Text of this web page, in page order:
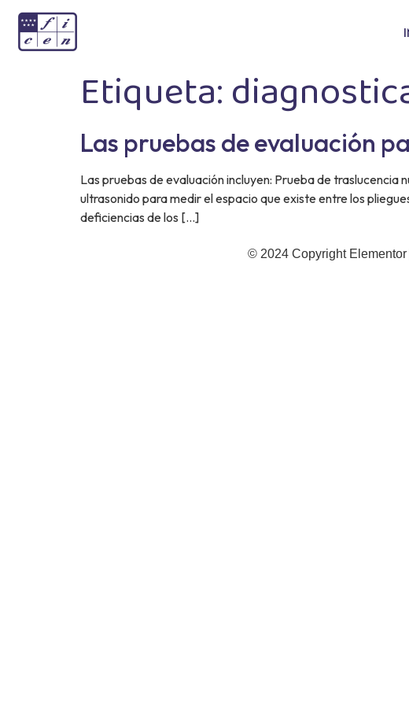
Etiqueta:
Las pruebas de evaluación
Las pruebas de evaluación incluyen: Prueba de traslucencia
ultrasonido para medir el espacio que existe entre los
deficiencias de los […]
© 2024 Copyright Elementor |